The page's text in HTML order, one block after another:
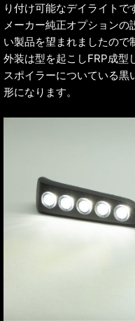
り付け可能なデイライトで
メーカー純正オプションの
い製品を望まれましたので
外装は型を起こしFRP成型
スポイラーについている黒
形になります。